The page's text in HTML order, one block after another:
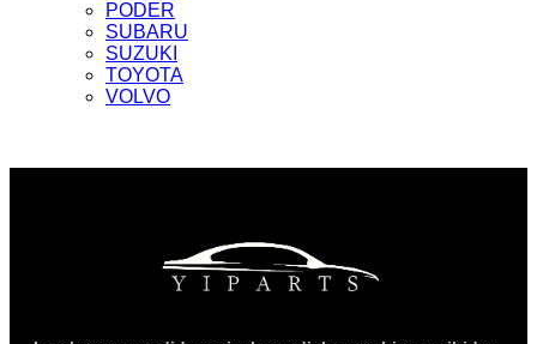
PODER
SUBARU
SUZUKI
TOYOTA
VOLVO